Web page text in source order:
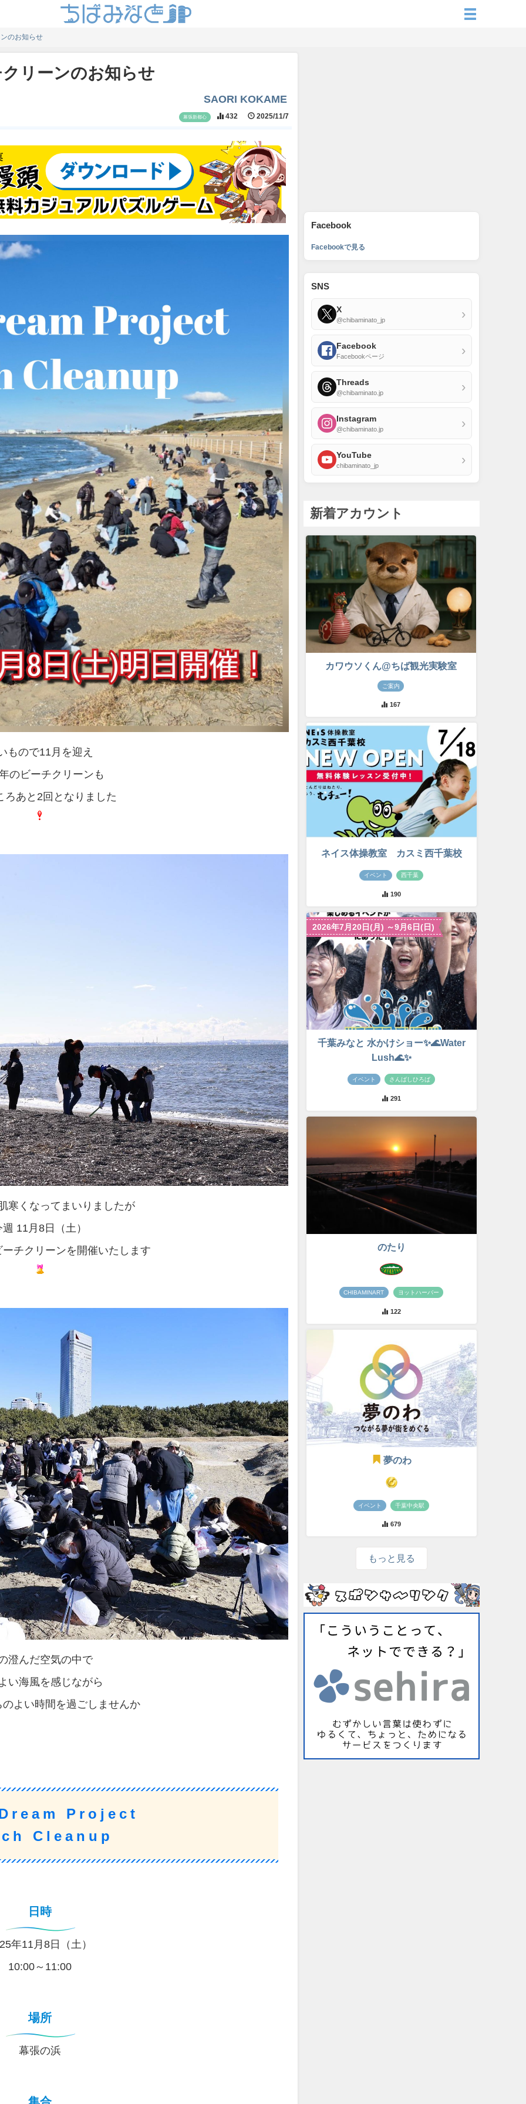
のお知らせ
リーンのお知らせ
SAORI KOKAME
幕張新都心 432 2025/11/7
もので11月を迎え
のビーチクリーンも
ろあと2回となりました
寒くなってまいりましたが
週 11月8日（土）
チクリーンを開催いたします
澄んだ空気の中で
い海風を感じながら
よい時間を過ごしませんか
Project
Cleanup
日時
年11月8日（土）
10:00～11:00
場所
幕張の浜
Facebook
Facebookで見る
SNS
X
@chibaminato_jp ›
Facebook
Facebookページ ›
Threads
@chibaminato.jp ›
Instagram
@chibaminato.jp ›
YouTube
chibaminato_jp ›
新着アカウント
カワウソくん@ちば観光実験室
ご案内
167
ネイス体操教室 カスミ西千葉校
イベント 西千葉
190
2026年7月20日(月) ～9月6日(日)
千葉みなと 水かけショー✨🌊Water
Lush🌊✨
イベント さんばしひろば
291
のたり
CHIBAMINART ヨットハーバー
122
夢のわ
イベント 千葉中央駅
679
もっと見る